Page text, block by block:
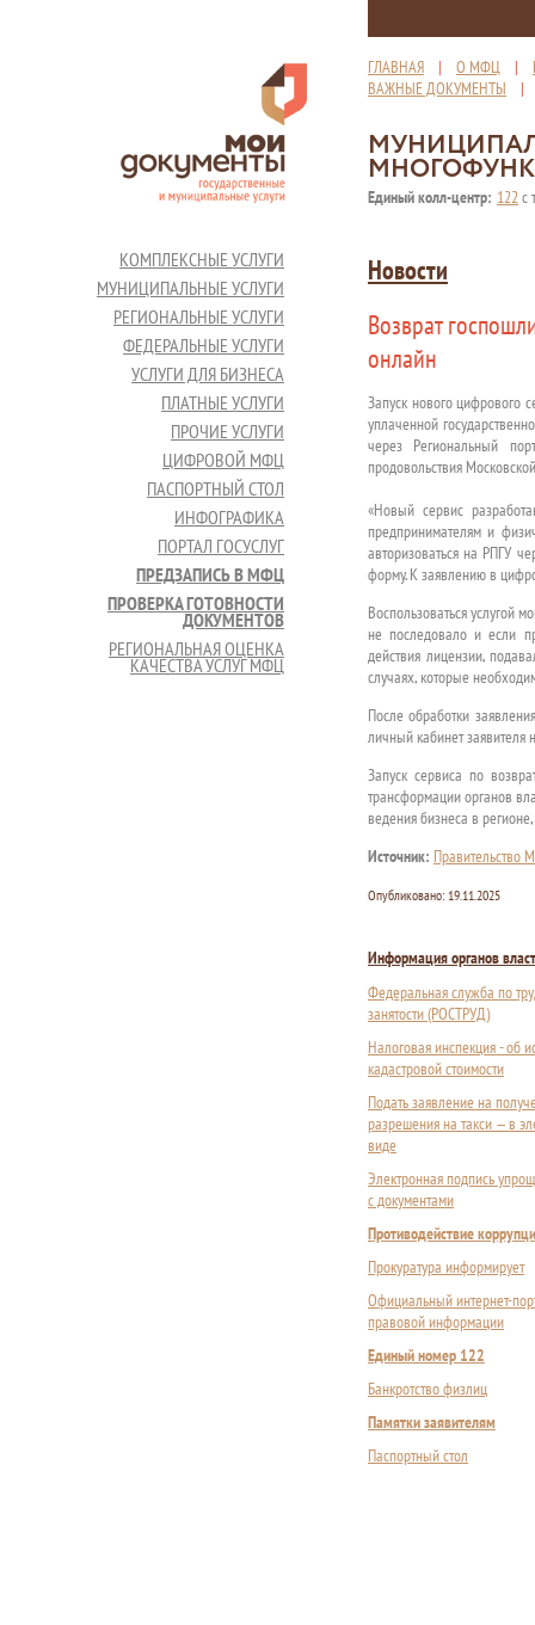
ГЛАВНАЯ | О МФЦ |
ВАЖНЫЕ ДОКУМЕНТЫ
Единый колл-центр: 122с
КОМПЛЕКСНЫЕ УСЛУГИ
МУНИЦИПАЛЬНЫЕ УСЛУГИ
РЕГИОНАЛЬНЫЕ УСЛУГИ
ФЕДЕРАЛЬНЫЕ УСЛУГИ
УСЛУГИ ДЛЯ БИЗНЕСА
ПЛАТНЫЕ УСЛУГИ
ПРОЧИЕ УСЛУГИ
ЦИФРОВОЙ МФЦ
ПАСПОРТНЫЙ СТОЛ
ИНФОГРАФИКА
ПОРТАЛ ГОСУСЛУГ
ПРЕДЗАПИСЬ В МФЦ
ПРОВЕРКА ГОТОВНОСТИ
ДОКУМЕНТОВ
РЕГИОНАЛЬНАЯ ОЦЕНКА
КАЧЕСТВА УСЛУГ МФЦ
Новости
Возврат
онлайн
Запуск нового цифрового
уплаченной
через Региональный
продовольствия
«Новый сервис
предпринимателям и
авторизоваться на РПГУ
форму. К заявлению в
Воспользоваться услугой
не последовало и если
действия лицензии,
случаях, которые
После обработки
личный кабинет заявителя
Запуск сервиса по
трансформации органов
ведения бизнеса в
Источник: Правительство
Опубликовано: 19.11.2025
Информация органов
Федеральная служба по
занятости (РОСТРУД)
Налоговая инспекция - об
кадастровой стоимости
Подать заявление на
разрешения на такси — в
виде
Электронная подпись
с документами
Противодействие
Прокуратура информирует
Официальный интернет-
правовой информации
Единый номер 122
Банкротство физлиц
Памятки заявителям
Паспортный стол